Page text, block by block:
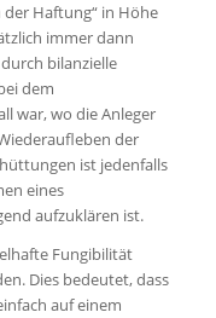
Haftung“ in Höhe
immer dann
bilanzielle
dem
war, wo die Anleger
der
ist jedenfalls
eines
aufzuklären ist.
Fungibilität
Dies bedeutet, dass
auf einem